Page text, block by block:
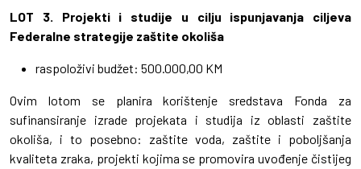
LOT 3. Projekti i studije u cilju ispunjavanja ciljeva
Federalne strategije zaštite okoliša
raspoloživi budžet: 500.000,00 KM
Ovim lotom se planira korištenje sredstava Fonda za
sufinansiranje izrade projekata i studija iz oblasti zaštite
okoliša, i to posebno: zaštite voda, zaštite i poboljšanja
kvaliteta zraka, projekti kojima se promovira uvođenje čistijeg